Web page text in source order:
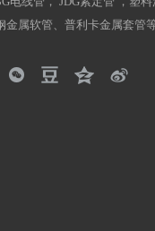
金属软管、普利卡金属套管等